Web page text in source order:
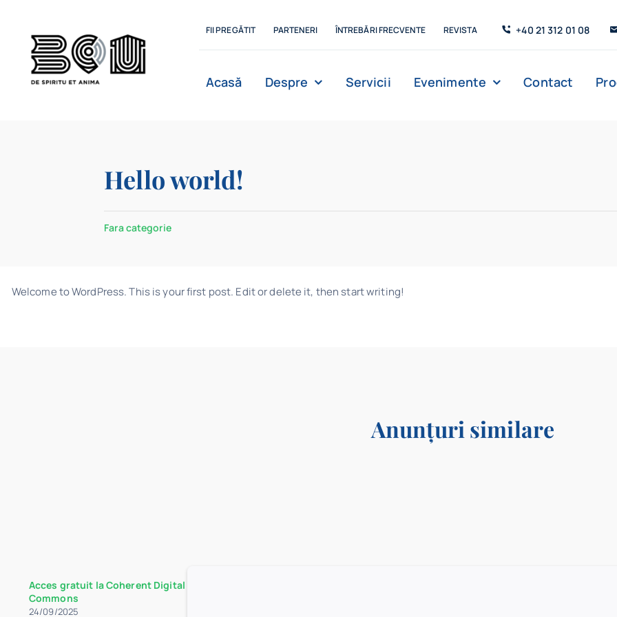
content
FII PREGĂTIT PARTENERI ÎNTREBĂRI FRECVENTE REVISTA +40 21 312 01 08
Acasă Despre Servicii Evenimente Contact
Hello world!
Fara categorie
Welcome to WordPress. This is your first post. Edit or delete it, then start writing!
Anunțuri similare
Acces gratuit la Coherent Digital – Applied Science
Commons
24/09/2025